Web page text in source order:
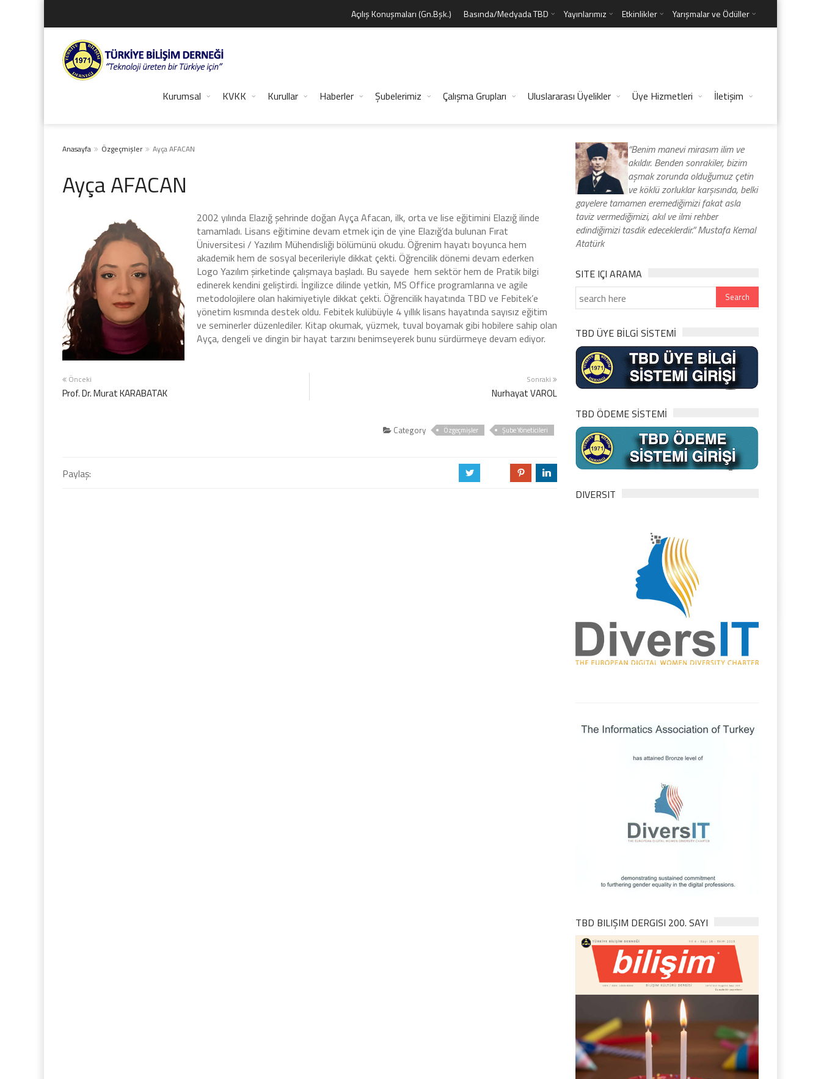
Açılış Konuşmaları (Gn.Bşk.) Basında/Medyada TBD Yayınlarımız Etkinlikler Yarışmalar ve Ödüller
Kurumsal KVKK Kurullar Haberler Şubelerimiz Çalışma Grupları Uluslararası Üyelikler Üye Hizmetleri İletişim
Anasayfa Özgeçmişler Ayça AFACAN
Ayça AFACAN
2002 yılında Elazığ şehrinde doğan Ayça Afacan, ilk, orta ve lise eğitimini Elazığ ilinde
tamamladı. Lisans eğitimine devam etmek için de yine Elazığ’da bulunan Fırat
Üniversitesi / Yazılım Mühendisliği bölümünü okudu. Öğrenim hayatı boyunca hem
akademik hem de sosyal becerileriyle dikkat çekti. Öğrencilik dönemi devam ederken
Logo Yazılım şirketinde çalışmaya başladı. Bu sayede hem sektör hem de Pratik bilgi
edinerek kendini geliştirdi. İngilizce dilinde yetkin, MS Office programlarına ve agile
metodolojilere olan hakimiyetiyle dikkat çekti. Öğrencilik hayatında TBD ve Febitek’e
yönetim kısmında destek oldu. Febitek kulübüyle 4 yıllık lisans hayatında sayısız eğitim
ve seminerler düzenlediler. Kitap okumak, yüzmek, tuval boyamak gibi hobilere sahip olan
Ayça, dengeli ve dingin bir hayat tarzını benimseyerek bunu sürdürmeye devam ediyor.
Önceki
Prof. Dr. Murat KARABATAK
Sonraki
Nurhayat VAROL
Category Özgeçmişler Şube Yöneticileri
Paylaş: a d j
“Benim manevi mirasım ilim ve
akıldır. Benden sonrakiler, bizim
aşmak zorunda olduğumuz çetin
ve köklü zorluklar karşısında, belki
gayelere tamamen eremediğimizi fakat asla
taviz vermediğimizi, akıl ve ilmi rehber
edindiğimizi tasdik edeceklerdir.” Mustafa Kemal
Atatürk
SITE IÇI ARAMA
TBD ÜYE BİLGİ SİSTEMİ
TBD ÖDEME SİSTEMİ
DIVERSIT
TBD BILIŞIM DERGISI 200. SAYI